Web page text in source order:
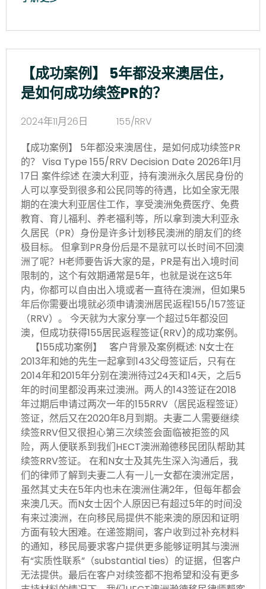
【成功案例】 5年都没来澳居住，
是如何成功续签PR的？
2024年11月26日
155/RRV
【成功案例】 5年都没来澳居住，是如何成功续签PR
的？ Visa Type 155/RRV Decision Date 2026年1月
17日 案件综述 在澳大利亚，持有澳洲永久居民身份的
人可以享受到很多和公民同等的待遇，比如全家无限
期的在澳大利亚居住工作，享受澳洲免费医疗、免费
教育、育儿福利、养老福利等，所以拿到澳大利亚永
久居民（PR）身份是许多计划移民澳洲的朋友们的终
极目标。 但拿到PR身份后是不是就可以长时间不回澳
洲了呢？H老师要告诉大家的是，PR是有出入境时间
限制的，这个有效期通常是5年，也就是说在这5年
内，你都可以自由出入境或者一直待在澳洲，但如果5
年后你需要出境就必须申请澳洲居民返程155/157签证
（RRV）。 今天就为大家分享一个超过5年都没回
澳，但成功获得155居民返程签证(RRV)的成功案例。
【155成功案例】 客户背景及案例概述: N女士在
2013年和她的先生一起拿到143父母签证后，只有在
2014年和2015年分别在澳洲待过24天和14天，之后5
年的时间里都没再来过澳洲。两人的143签证在2018
年过期后申请过两次一年的155RRV（居民返程签证）
签证，然后又在2020年8月到期。夫妻二人需要继续
续签RRV但又很担心第三次续签会面临被拒签的风
险，两人便联系到我们HECT澳洲瀚德移民团队帮助其
续签RRV签证。 在和N女士及其先生深入沟通后，我
们的律师了解到夫妻二人有一儿一女都在澳洲定居，
虽然其丈夫在5年内也未在澳洲住满2年，但每年都会
来澳几天。而N女士因个人原因已有超过5年的时间没
有来过澳洲，在向移民局提供不能来澳的原因和证明
方面有较大困难。在递签期间，客户收到过补充材料
的通知，移民局要求客户提供更多能够证明其与澳洲
有“实质性联系”（substantial ties）的证据，但客户
无法提供。最后在客户对续签都不抱希望和没有更多